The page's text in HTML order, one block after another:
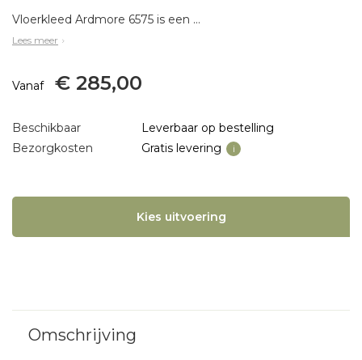
Vloerkleed Ardmore 6575 is een prachtig karpet uit de Ardmore collectie van Eurogros. Gemaakt van 100 % polypropyleen heatset. Onderhoudstips: www.vloerkleedonderhouden.nlAfmetingen:160 x 230 200 x 290
Lees meer
Vanaf € 285,00
Beschikbaar
Leverbaar op bestelling
Bezorgkosten
Gratis levering i
Kies uitvoering